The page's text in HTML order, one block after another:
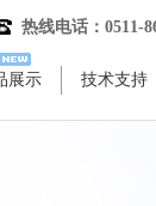
热线电话：0511-
展示 技术支持